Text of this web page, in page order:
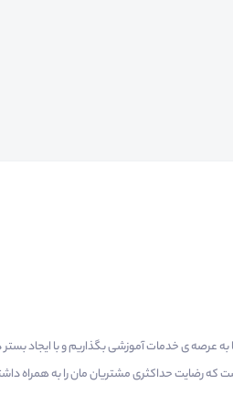
پا به عرصه ی خدمات آموزشی بگذاریم و با ایجاد
رضایت حداکثری مشتریان مان را به همراه